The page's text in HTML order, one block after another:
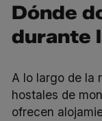
Dónde
durante
A lo largo de la
hostales de
ofrecen